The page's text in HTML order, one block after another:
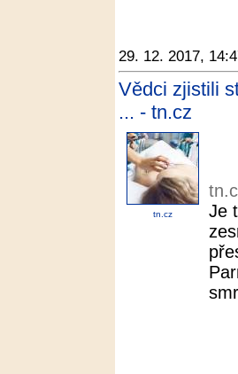
29. 12. 2017,
Vědci zjistili
... - tn.cz
tn.cz
Je